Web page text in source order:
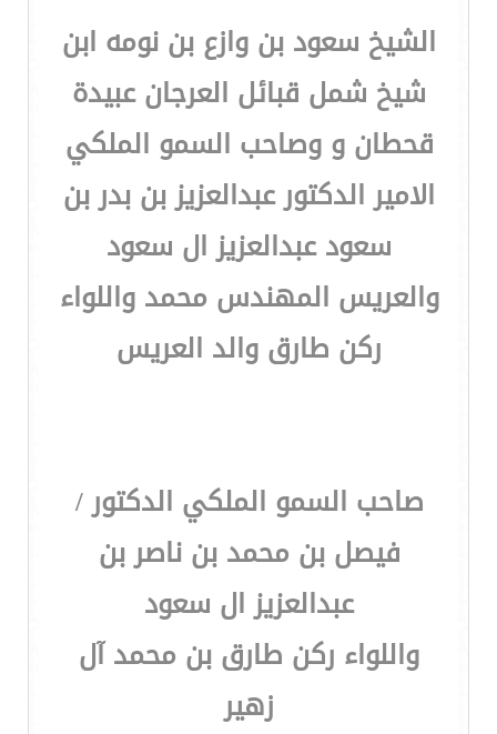
الشيخ سعود بن وازع بن نومه ابن
شيخ شمل قبائل العرجان عبيدة
قحطان و وصاحب السمو الملكي
الامير الدكتور عبدالعزيز بن بدر بن
سعود عبدالعزيز ال سعود
والعريس المهندس محمد واللواء
ركن طارق والد العريس
صاحب السمو الملكي الدكتور /
فيصل بن محمد بن ناصر بن
عبدالعزيز ال سعود
واللواء ركن طارق بن محمد آل
زهير